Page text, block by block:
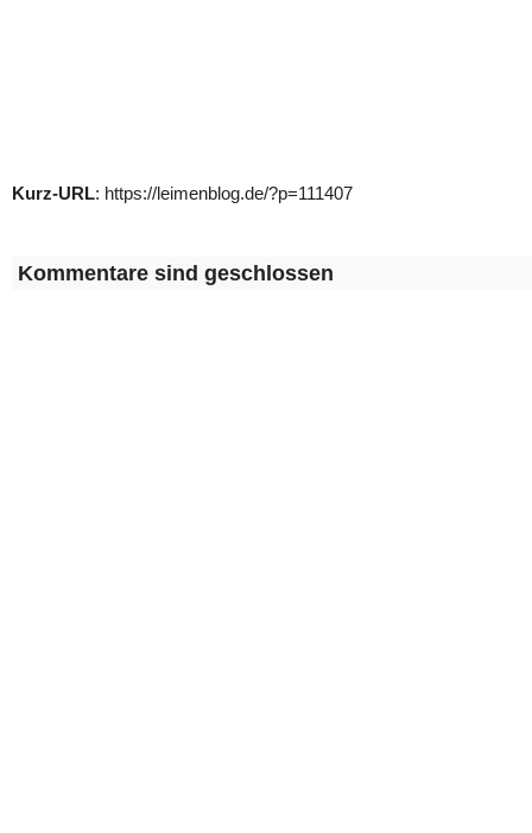
Kurz-URL: https://leimenblog.de/?p=111407
Kommentare sind geschlossen